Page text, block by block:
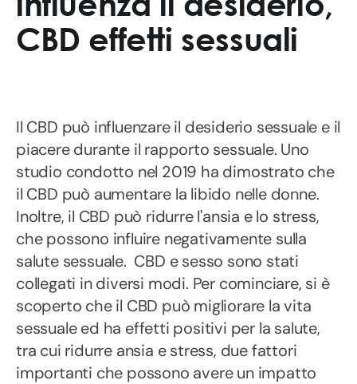
CBD effetti sessuali
Il CBD può influenzare il desiderio sessuale e il
piacere durante il rapporto sessuale. Uno
studio condotto nel 2019 ha dimostrato che
il CBD può aumentare la libido nelle donne.
Inoltre, il CBD può ridurre l'ansia e lo stress,
che possono influire negativamente sulla
salute sessuale. CBD e sesso sono stati
collegati in diversi modi. Per cominciare, si è
scoperto che il CBD può migliorare la vita
sessuale ed ha effetti positivi per la salute,
tra cui ridurre ansia e stress, due fattori
importanti che possono avere un impatto